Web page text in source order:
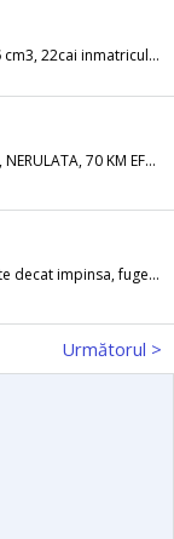
cm3, 22cai inmatriculat, stare buna
70 KM EFECTUATI, DIN 2012
impinsa, fuge 120 km/ h.
Următorul >